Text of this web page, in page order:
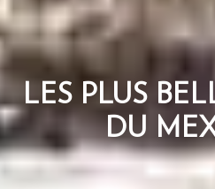
LES PLUS
DU